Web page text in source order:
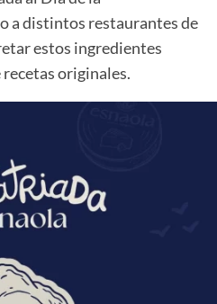
a distintos restaurantes de
estos ingredientes
originales.